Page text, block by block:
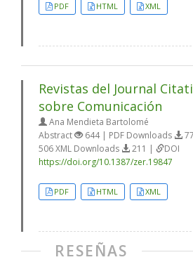
PDF HTML XML
Revistas del Journal
sobre Comunicación
Ana Mendieta Bartolomé
Abstract
644 | PDF Downloads
506 XML Downloads
211 |
DOI
https://doi.org/10.1387/zer.19847
PDF HTML XML
RESEÑAS